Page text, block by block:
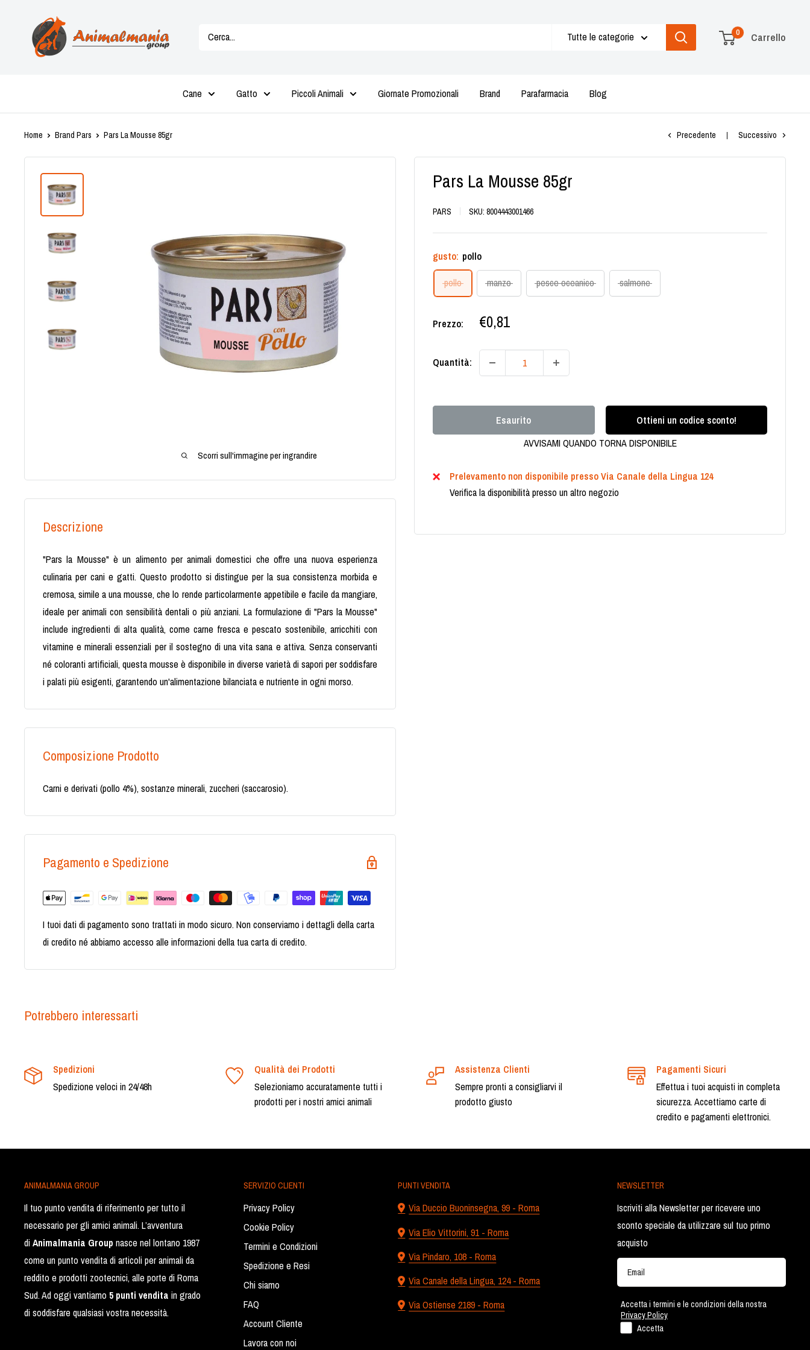
contenuto
Animalmania
Store
Tutte le categorie 0 Carrello
Cane Gatto Piccoli Animali Giornate Promozionali Brand Parafarmacia Blog
Home Brand Pars Pars La Mousse 85gr Precedente Successivo
Scorri sull'immagine per ingrandire
Pars La Mousse 85gr
PARS SKU: 8004443001466
gusto: pollo
pollo
manzo pesce oceanico salmone
Prezzo: Prezzo
scontato
€0,81
Quantità:
Esaurito
Ottieni un codice sconto!
AVVISAMI QUANDO TORNA DISPONIBILE
Prelevamento non disponibile presso Via Canale della Lingua 124
Verifica la disponibilità presso un altro negozio
Descrizione
"Pars la Mousse" è un alimento per animali domestici che offre una nuova esperienza
culinaria per cani e gatti. Questo prodotto si distingue per la sua consistenza morbida e
cremosa, simile a una mousse, che lo rende particolarmente appetibile e facile da mangiare,
ideale per animali con sensibilità dentali o più anziani. La formulazione di "Pars la Mousse"
include ingredienti di alta qualità, come carne fresca e pescato sostenibile, arricchiti con
vitamine e minerali essenziali per il sostegno di una vita sana e attiva. Senza conservanti
né coloranti artificiali, questa mousse è disponibile in diverse varietà di sapori per soddisfare
i palati più esigenti, garantendo un'alimentazione bilanciata e nutriente in ogni morso.
Composizione Prodotto
Carni e derivati (pollo 4%), sostanze minerali, zuccheri (saccarosio).
Pagamento e Spedizione
I tuoi dati di pagamento sono trattati in modo sicuro. Non conserviamo i dettagli della carta
di credito né abbiamo accesso alle informazioni della tua carta di credito.
Potrebbero interessarti
Spedizioni
Spedizione veloci in 24/48h
Qualità dei Prodotti
Selezioniamo accuratamente tutti i
prodotti per i nostri amici animali
Assistenza Clienti
Sempre pronti a consigliarvi il
prodotto giusto
Pagamenti Sicuri
Effettua i tuoi acquisti in completa
sicurezza. Accettiamo carte di
credito e pagamenti elettronici.
ANIMALMANIA GROUP
Il tuo punto vendita di riferimento per tutto il
necessario per gli amici animali. L’avventura
diAnimalmania Group nasce nel lontano 1987
come un punto vendita di articoli per animali da
reddito e prodotti zootecnici, alle porte di Roma
Sud. Ad oggi vantiamo 5 punti vendita in grado
di soddisfare qualsiasi vostra necessità.
SERVIZIO CLIENTI
Privacy Policy
Cookie Policy
Termini e Condizioni
Spedizione e Resi
Chi siamo
FAQ
Account Cliente
Lavora con noi
PUNTI VENDITA
Via Duccio Buoninsegna, 99 - Roma
Via Elio Vittorini, 91 - Roma
Via Pindaro, 108 - Roma
Via Canale della Lingua, 124 - Roma
Via Ostiense 2189 - Roma
NEWSLETTER
Iscriviti alla Newsletter per ricevere uno
sconto speciale da utilizzare sul tuo primo
acquisto
Accetta i termini e le condizioni della nostra
Privacy Policy
Accetta